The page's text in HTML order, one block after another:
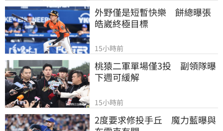
外野僅是短暫快樂　餅總曝張
皓崴終極目標
15小時前
桃猿二軍單場僅3投　副領隊曝
下週可緩解
15小時前
2度要求修投手丘　魔力藍曝與